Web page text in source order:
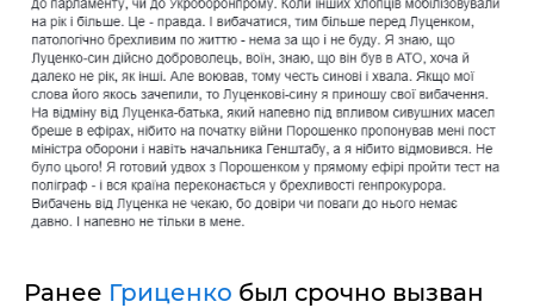
Ранее Гриценко был срочно вызван